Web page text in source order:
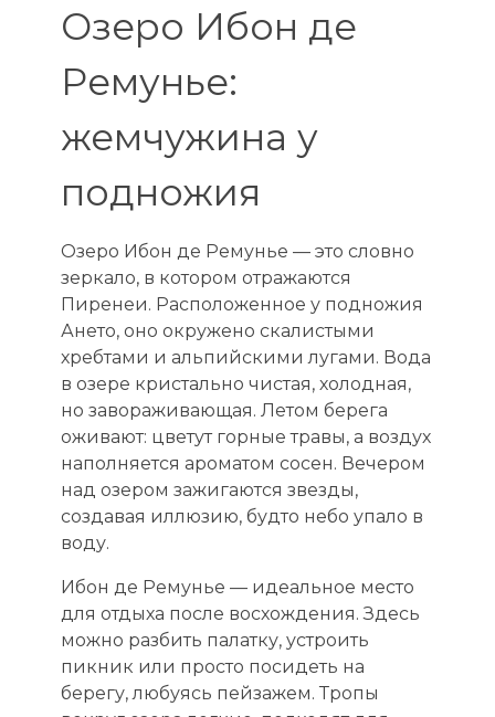
Озеро Ибон де
Ремунье:
жемчужина у
подножия
Озеро Ибон де Ремунье — это словно
зеркало, в котором отражаются
Пиренеи. Расположенное у подножия
Ането, оно окружено скалистыми
хребтами и альпийскими лугами. Вода
в озере кристально чистая, холодная,
но завораживающая. Летом берега
оживают: цветут горные травы, а воздух
наполняется ароматом сосен. Вечером
над озером зажигаются звезды,
создавая иллюзию, будто небо упало в
воду.
Ибон де Ремунье — идеальное место
для отдыха после восхождения. Здесь
можно разбить палатку, устроить
пикник или просто посидеть на
берегу, любуясь пейзажем. Тропы